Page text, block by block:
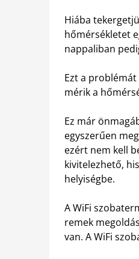
Hiába
hőmérsékletet
nappaliban
Ezt a problémát
mérik a
Ez már
egyszerűen
ezért nem kell
kivitelezhető,
helyiségbe.
A WiFi
remek
van. A WiFi